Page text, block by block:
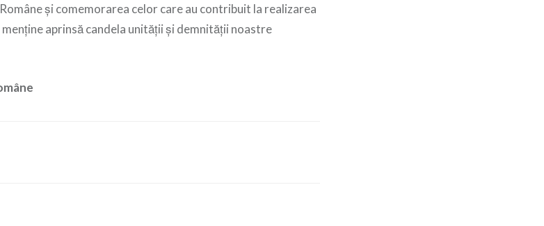
şi comemorarea celor care au contribuit la realizarea
aprinsă candela unităţii şi demnităţii noastre